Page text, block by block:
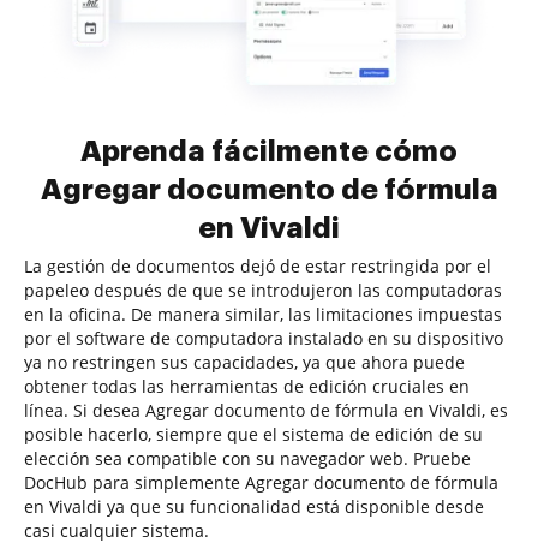
Aprenda fácilmente cómo
Agregar documento de fórmula
en Vivaldi
La gestión de documentos dejó de estar restringida por el
papeleo después de que se introdujeron las computadoras
en la oficina. De manera similar, las limitaciones impuestas
por el software de computadora instalado en su dispositivo
ya no restringen sus capacidades, ya que ahora puede
obtener todas las herramientas de edición cruciales en
línea. Si desea Agregar documento de fórmula en Vivaldi, es
posible hacerlo, siempre que el sistema de edición de su
elección sea compatible con su navegador web. Pruebe
DocHub para simplemente Agregar documento de fórmula
en Vivaldi ya que su funcionalidad está disponible desde
casi cualquier sistema.